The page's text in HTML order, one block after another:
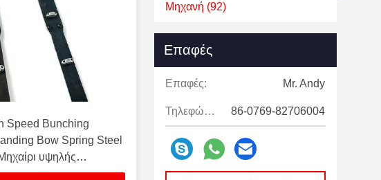
Speed Bunching
Bow Spring Steel
υψηλής
χιλιοστών)
Μηχανή (92)
Μηχανή Εξωθητών Καλωδίων
(176)
Κύβοι Σχεδίων Καλωδίων(18)
Στροφίο Εξελίκτρων Καλωδίων
Ανταλλακτικά Μηχανών Σχεδίων
Επαφές
Επαφές: Mr. Andy
Τηλεφώνημα: 86-0769-82706004